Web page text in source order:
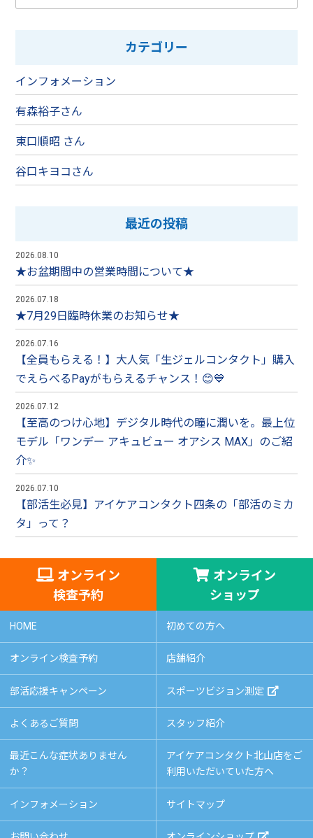
カテゴリー
インフォメーション
有森裕子さん
東口順昭 さん
谷口キヨコさん
最近の投稿
2026.08.10
★お盆期間中の営業時間について★
2026.07.18
★7月29日臨時休業のお知らせ★
2026.07.16
【全員もらえる！】大人気「生ジェルコンタクト」購入
でえらべるPayがもらえるチャンス！😊💙
2026.07.12
【至高のつけ心地】デジタル時代の瞳に潤いを。最上位
モデル「ワンデー アキュビュー オアシス MAX」のご紹
介✨
2026.07.10
【部活生必見】アイケアコンタクト四条の「部活のミカ
タ」って？
オンライン
検査予約
オンライン
ショップ
HOME 初めての方へ
オンライン検査予約 店舗紹介
部活応援キャンペーン スポーツビジョン測定
よくあるご質問 スタッフ紹介
最近こんな症状ありません
か？
アイケアコンタクト北山店をご
利用いただいていた方へ
インフォメーション サイトマップ